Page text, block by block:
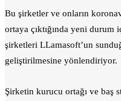
Bu şirketler ve onların
ortaya çıktığında yeni durum
şirketleri LLamasoft’un
geliştirilmesine yönlendiriyor.
Şirketin kurucu ortağı ve baş